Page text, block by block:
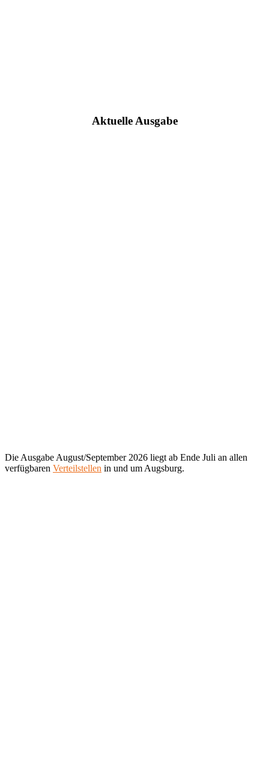
Aktuelle Ausgabe
Die Ausgabe August/September 2026 liegt ab Ende Juli an allen
verfügbaren Verteilstellen in und um Augsburg.